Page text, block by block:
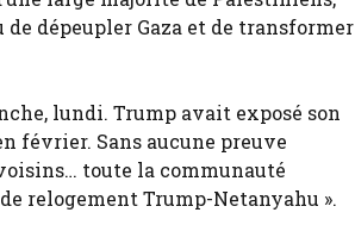
dépeupler Gaza et de transformer
lundi. Trump avait exposé son
février. Sans aucune preuve
toute la communauté
relogement Trump-Netanyahu ».